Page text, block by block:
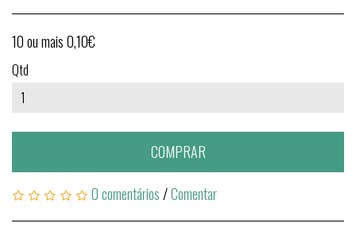
10 ou mais 0,10€
Qtd
COMPRAR
0 comentários/Comentar